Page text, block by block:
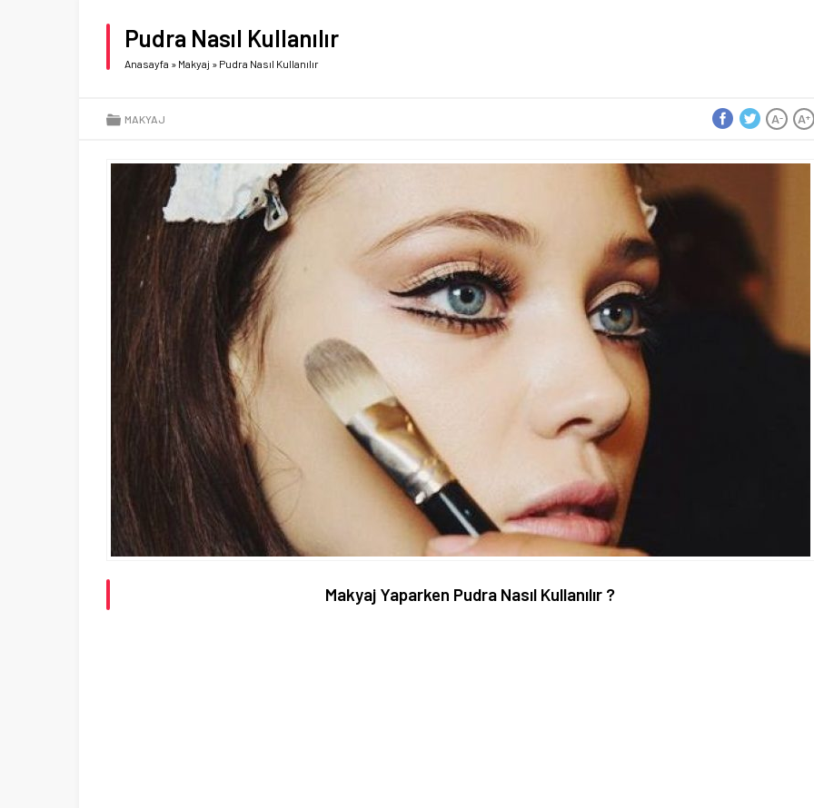
Pudra Nasıl Kullanılır
Anasayfa » Makyaj » Pudra Nasıl Kullanılır
MAKYAJ A+
A-
Makyaj Yaparken Pudra Nasıl Kullanılır ?